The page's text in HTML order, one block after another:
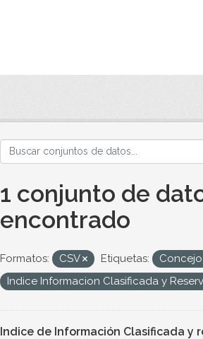
1 conjunto de
encontrado
Formatos: CSV Etiquetas:
Indice Informacion Clasificada y
Indice de Información Clasificada y